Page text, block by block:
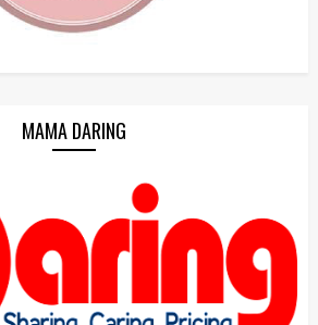
MAMA DARING